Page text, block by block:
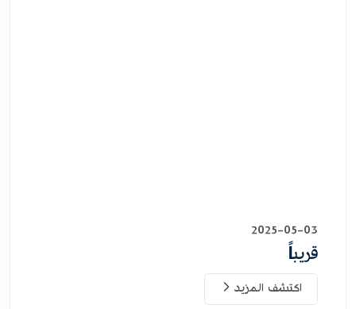
2025-05-03
قريباً
اكتشف المزيد